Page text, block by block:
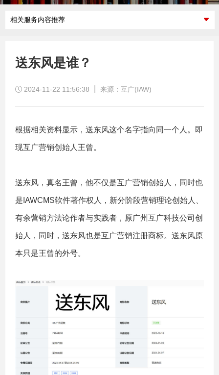
相关服务内容推荐
送东风是谁？
2024-11-22 11:56:38 来源：互广(IAW)
根据相关资料显示，送东风这个名字指向同一个人。即
现互广营销创始人王曾。
送东风，真名王曾，他不仅是互广营销创始人，同时也
是IAWCMS软件著作权人，新分阶段营销理论创始人、
有余营销方法论作者与实践者，原广州互广科技公司创
始人，同时，送东风也是互广营销注册商标。送东风原
本只是王曾的外号。